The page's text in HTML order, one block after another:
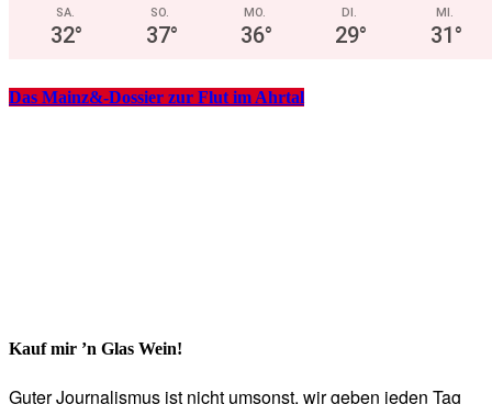
SA.
32°
SO.
37°
MO.
36°
DI.
29°
MI.
31°
Das Mainz&-Dossier zur Flut im Ahrtal
Kauf mir ’n Glas Wein!
Guter Journalismus ist nicht umsonst, wir geben jeden Tag